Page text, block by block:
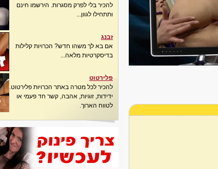
להכיר בלי לפרק מסגרות. הירשמו חינם
ותתחילו לגוון...
זבנג
אם בא לך משהו חדש? הכרויות קלילות
בדיסקרטיות מלאה...
פלירטוט
להכיר לכל מטרה באתר הכרויות פלירטוט.
ידידות, זוגיות, אהבה, קשר חד פעמי או
לטווח הארוך.